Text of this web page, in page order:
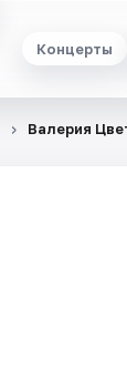
Концерты
Валерия